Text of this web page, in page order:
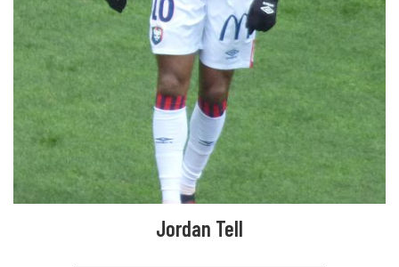
Jordan Tell